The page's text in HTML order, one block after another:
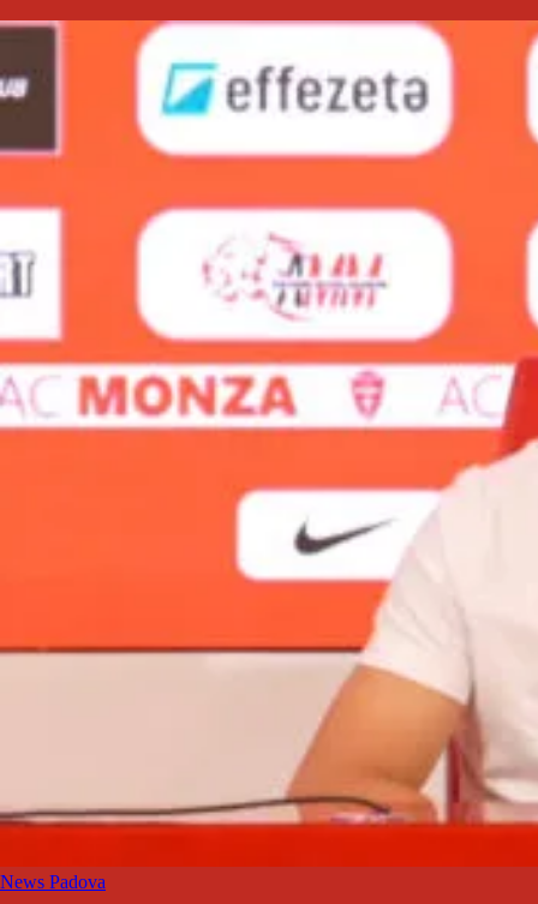
News Padova